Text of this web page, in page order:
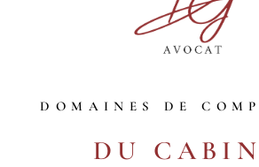
DOMAINES DE
DU